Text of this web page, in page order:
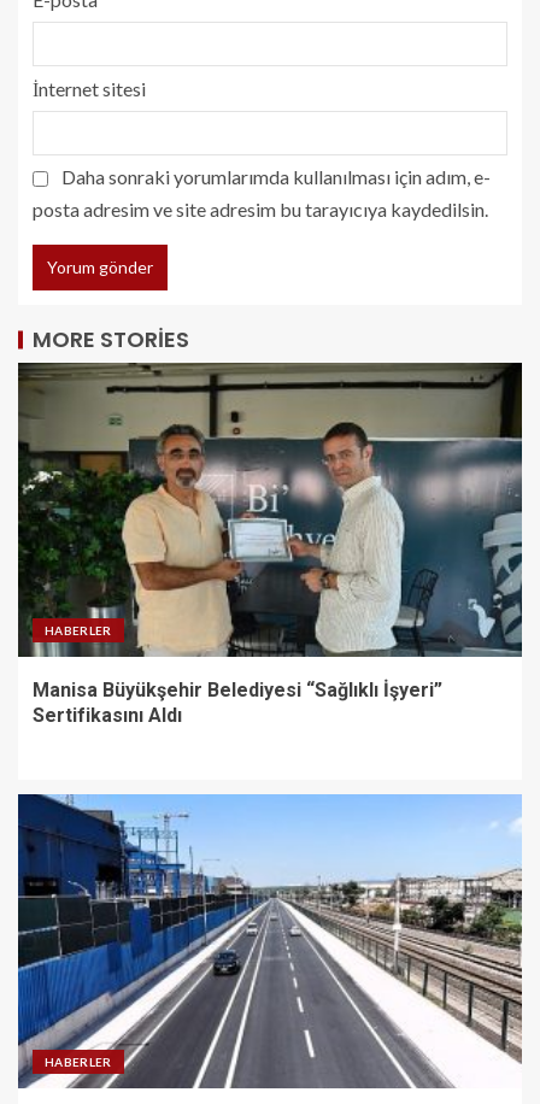
İnternet sitesi
Daha sonraki yorumlarımda kullanılması için adım, e-
posta adresim ve site adresim bu tarayıcıya kaydedilsin.
MORE STORIES
HABERLER
Manisa Büyükşehir Belediyesi “Sağlıklı İşyeri”
Sertifikasını Aldı
HABERLER